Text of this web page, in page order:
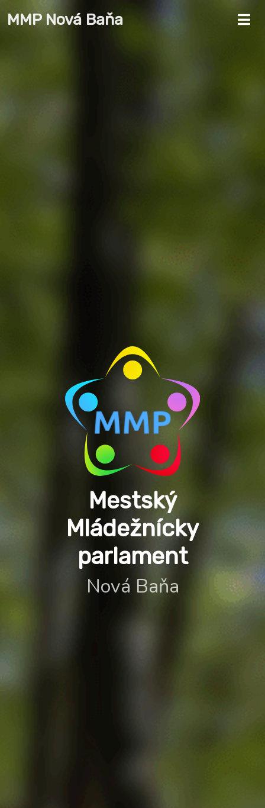
MMP Nová Baňa
Mestský
Mládežnícky
parlament
Nová Baňa